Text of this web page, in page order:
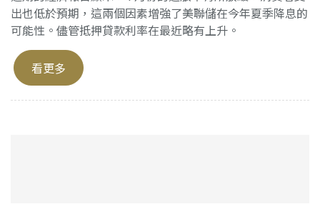
出也低於預期，這兩個因素增強了美聯儲在今年夏季降息的
可能性。儘管抵押貸款利率在最近略有上升。
看更多